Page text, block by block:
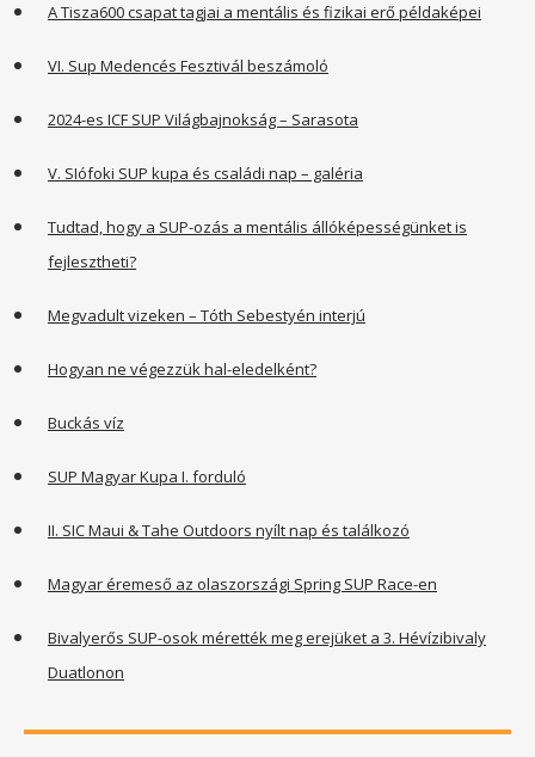
A Tisza600 csapat tagjai a mentális és fizikai erő példaképei
VI. Sup Medencés Fesztivál beszámoló
2024-es ICF SUP Világbajnokság – Sarasota
V. SIófoki SUP kupa és családi nap – galéria
Tudtad, hogy a SUP-ozás a mentális állóképességünket is
fejlesztheti?
Megvadult vizeken – Tóth Sebestyén interjú
Hogyan ne végezzük hal-eledelként?
Buckás víz
SUP Magyar Kupa I. forduló
II. SIC Maui & Tahe Outdoors nyílt nap és találkozó
Magyar éremeső az olaszországi Spring SUP Race-en
Bivalyerős SUP-osok mérették meg erejüket a 3. Hévízibivaly
Duatlonon